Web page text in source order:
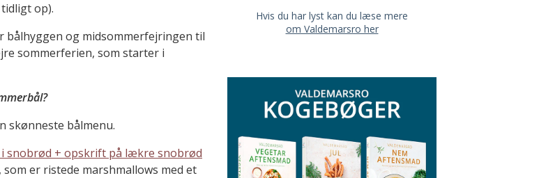
op).
og midsommerfejringen til
sommerferien, som starter i
skønneste bålmenu.
snobrød + opskrift på lækre snobrød
er ristede marshmallows med et
Hvis du har lyst kan du læse mere
om Valdemarsro her